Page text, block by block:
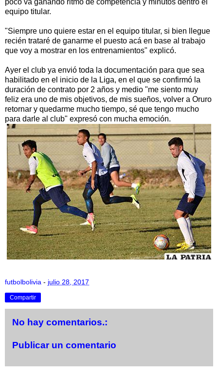
equipo titular.
"Siempre uno quiere estar en el equipo titular, si bien llegue
recién trataré de ganarme el puesto acá en base al trabajo
que voy a mostrar en los entrenamientos" explicó.
Ayer el club ya envió toda la documentación para que sea
habilitado en el inicio de la Liga, en el que se confirmó la
duración de contrato por 2 años y medio "me siento muy
feliz era uno de mis objetivos, de mis sueños, volver a Oruro
retornar y quedarme mucho tiempo, sé que tengo mucho
para darle al club" expresó con mucha emoción.
futbolbolivia - julio 28, 2017
Compartir
No hay comentarios.:
Publicar un comentario